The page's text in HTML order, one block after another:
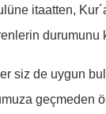
itaatten,
durumunu
siz de uygun
geçmeden